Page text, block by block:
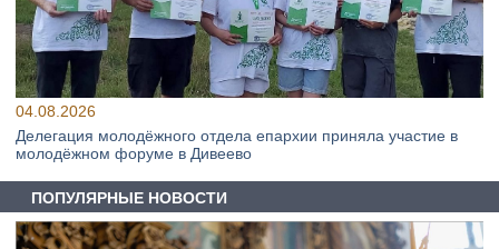
04.08.2026
Делегация молодёжного отдела епархии приняла участие в
молодёжном форуме в Дивеево
ПОПУЛЯРНЫЕ НОВОСТИ